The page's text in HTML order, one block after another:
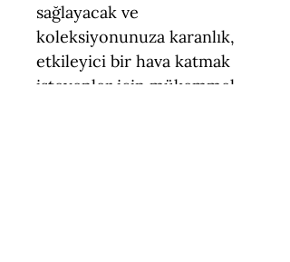
sağlayacak ve
koleksiyonunuza karanlık,
etkileyici bir hava katmak
isteyenler için mükemmel